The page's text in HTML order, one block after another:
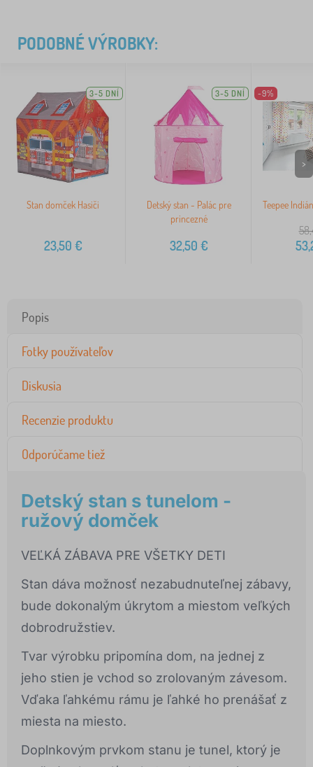
PODOBNÉ VÝROBKY:
3-5 DNÍ
Stan domček Hasiči
23,50 €
3-5 DNÍ
Detský stan - Palác pre
princezné
32,50 €
-9%
Teepee
>
Popis
Fotky používateľov
Diskusia
Recenzie produktu
Odporúčame tiež
Detský stan s tunelom -
ružový domček
VEĽKÁ ZÁBAVA PRE VŠETKY DETI
Stan dáva možnosť nezabudnuteľnej zábavy,
bude dokonalým úkrytom a miestom veľkých
dobrodružstiev.
Tvar výrobku pripomína dom, na jednej z
jeho stien je vchod so zrolovaným závesom.
Vďaka ľahkému rámu je ľahké ho prenášať z
miesta na miesto.
Doplnkovým prvkom stanu je tunel, ktorý je